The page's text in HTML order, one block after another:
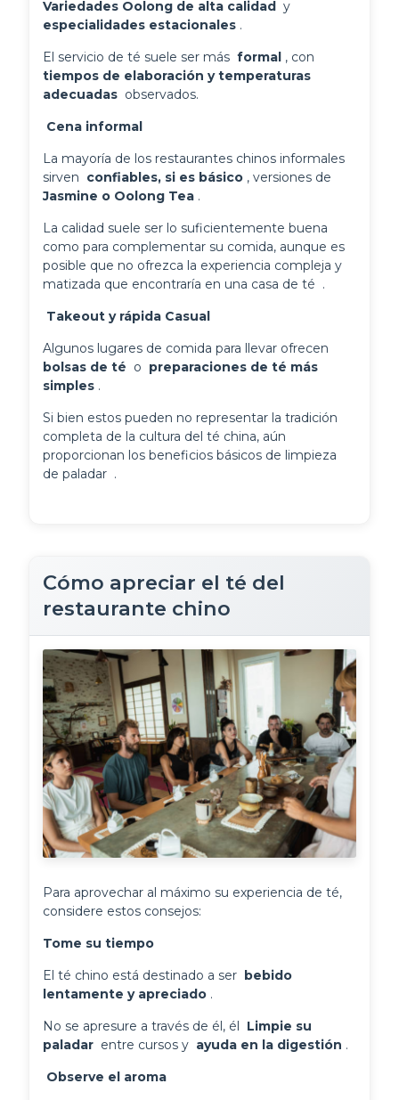
Variedades Oolong de alta calidad
especialidades estacionales .
El servicio de té suele ser más formal
tiempos de elaboración y temperaturas
adecuadas observados.
Cena informal
La mayoría de los restaurantes chinos informales
sirven confiables, si es básico
Jasmine o Oolong Tea .
La calidad suele ser lo suficientemente buena
como para complementar su comida, aunque es
posible que no ofrezca la experiencia compleja y
matizada que encontraría en una casa de té .
Takeout y rápida Casual
bolsas de té o preparaciones de té más
simples .
Si bien estos pueden no representar la tradición
completa de la cultura del té china, aún
proporcionan los beneficios básicos de limpieza
de paladar .
Cómo apreciar el té del
restaurante chino
Para aprovechar al máximo su experiencia de té,
considere estos consejos:
Tome su tiempo
El té chino está destinado a ser bebido
lentamente y apreciado .
No se apresure a través de él, él Limpie su
paladar entre cursos y ayuda en la digestión .
Observe el aroma